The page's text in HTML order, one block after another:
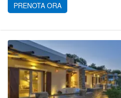
PRENOTA ORA